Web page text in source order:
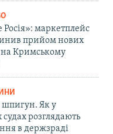
маркетплейс
прийом нових
на Кримському
шпигун. Як у
розглядають
в держзраді